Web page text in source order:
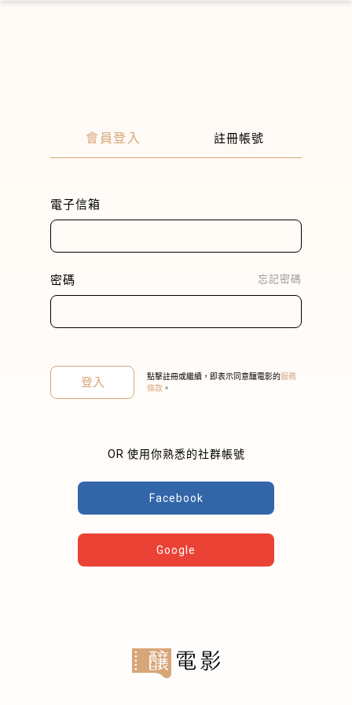
會員登入 註冊帳號
電子信箱
密碼 忘記密碼
登入 點擊註冊或繼續，即表示同意釀電影的服務
條款 。
OR 使用你熟悉的社群帳號
Facebook
Google